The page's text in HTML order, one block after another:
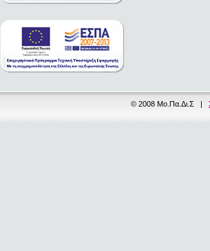
© 2008 Μο.Πα.Δι.Σ |